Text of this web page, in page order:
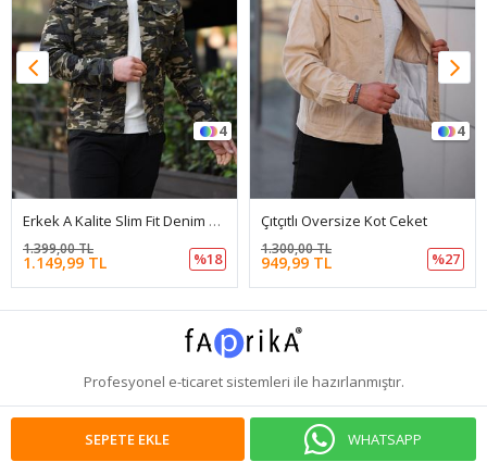
SEPETE EKLE WHATSAPP
4
Erkek A Kalite Slim Fit Denim Kot Ceket
1.149,99 TL
1.399,00 TL
%18
4
Çıtçıtlı Oversize Kot Ceket
949,99 TL
1.300,00 TL
%27
Profesyonel e-ticaretsistemleri ile hazırlanmıştır.